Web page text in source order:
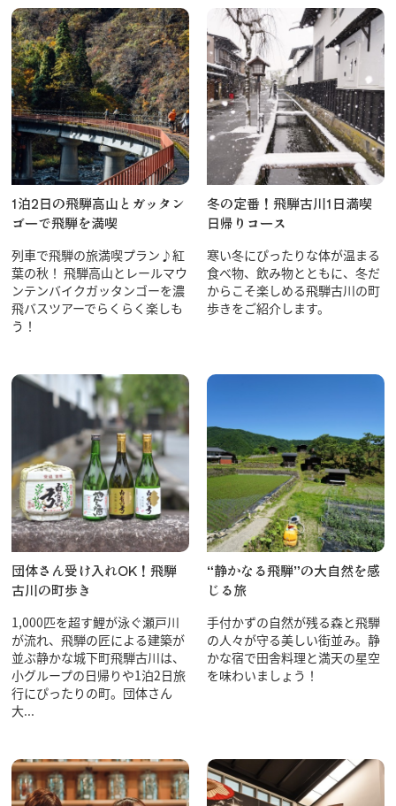
1泊2日の飛騨高山とガッタン
ゴーで飛騨を満喫
列車で飛騨の旅満喫プラン♪紅
葉の秋！ 飛騨高山とレールマウ
ンテンバイクガッタンゴーを濃
飛バスツアーでらくらく楽しも
う！
冬の定番！飛騨古川1日満喫
日帰りコース
寒い冬にぴったりな体が温まる
食べ物、飲み物とともに、冬だ
からこそ楽しめる飛騨古川の町
歩きをご紹介します。
団体さん受け入れOK！飛騨
古川の町歩き
1,000匹を超す鯉が泳ぐ瀬戸川
が流れ、飛騨の匠による建築が
並ぶ静かな城下町飛騨古川は、
小グループの日帰りや1泊2日旅
行にぴったりの町。団体さん
大...
“静かなる飛騨”の大自然を感
じる旅
手付かずの自然が残る森と飛騨
の人々が守る美しい街並み。静
かな宿で田舎料理と満天の星空
を味わいましょう！